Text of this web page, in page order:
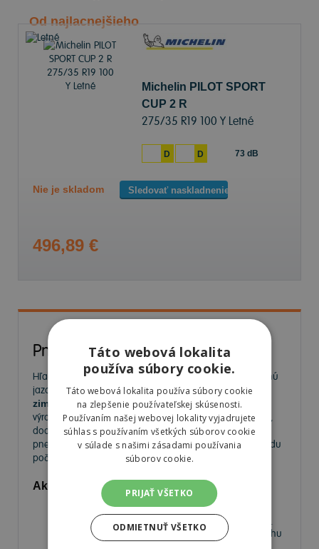
Od najlacnejšieho
Michelin PILOT SPORT
CUP 2 R
275/35 R19 100 Y Letné
D D 73 dB
Nie je skladom Sledovať naskladnenie
496,89 €
Pneumatiky
Hľadáte kvalitnépneumatikypre bezpečnú a komfortnú
jazdu? NaMorePneu.sknájdete široký výber letných,
zimných a celoročných pneumatíkod popredných
výrobcov. Ponúkame pneumatiky pre osobné autá, SUV,
dodávky aj úžitkové vozidlá. Vyberte si spoľahlivé
pneumatiky za výhodné ceny a užívajte si bezpečnú jazdu
počas celého roka.
Aké pneumatiky nájdete v našej ponuke?
Letné pneumatiky– Ideálne na horúce mesiace,
poskytujú výbornú priľnavosť a nízky valivý odpor.
Zimné pneumatiky– Navrhnuté pre jazdu na snehu
Táto webová lokalita
používa súbory cookie.
Táto webová lokalita používa súbory cookie
na zlepšenie používateľskej skúsenosti.
Používaním našej webovej lokality vyjadrujete
súhlas s používaním všetkých súborov cookie
v súlade s našimi zásadami používania
súborov cookie.
PRIJAŤ VŠETKO
ODMIETNUŤ VŠETKO